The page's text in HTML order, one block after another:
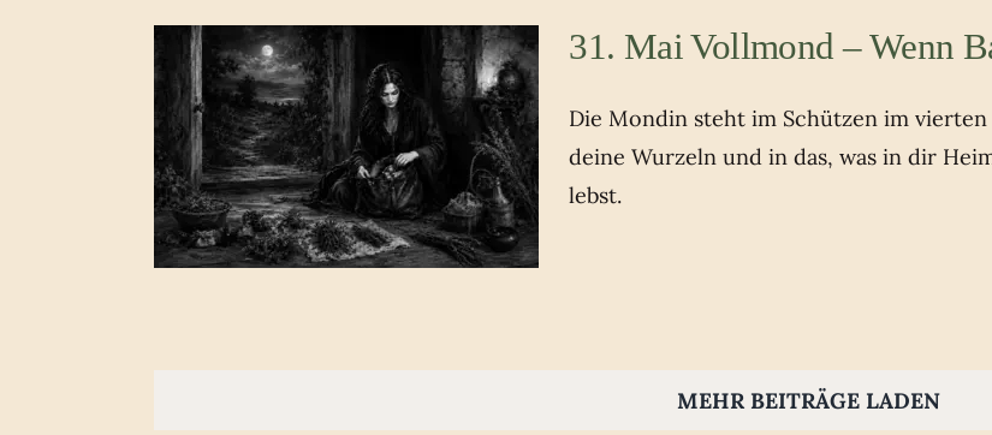
31. Mai Vollmond – Wenn
Die Mondin steht im Schützen im
deine Wurzeln und in das, was in dir
lebst.
MEHR BEITRÄGE LADEN